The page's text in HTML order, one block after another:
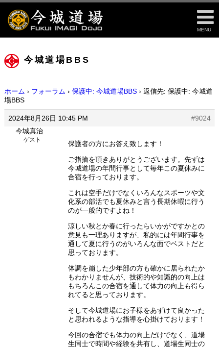
MENU
今城道場BBS
ホーム › フォーラム › 保護中: 今城道場BBS › 返信先: 保護中: 今城道
場BBS
2024年8月26日 10:45 PM
#9024
今城真治
ゲスト
保護者の方にお答え致します！
ご指摘を頂きありがとうございます。先ずは
今城道場の年間行事として毎年この夏休みに
合宿を行っております。
これは空手だけでなくいろんなスポーツや文
化系の部活でも夏休みと言う長期休暇に行う
のが一般的ですよね！
涼しい秋とか春に行ったらいかがですかとの
意見も一理ありますが、私的には年間行事を
通して夏に行うのがいろんな面でベストだと
思っております。
体調を崩した少年部の方も確かに居られたか
もわかりませんが、技術的や知識的の向上は
もちろんこの合宿を通して体力の向上も得ら
れてると思っております。
そして今城道場にお子様をあずけて良かった
と思われるような指導を心掛けております！
今回の合宿でも体力の向上だけでなく、道場
生同士で時間や経験を共有し、道場生同士の